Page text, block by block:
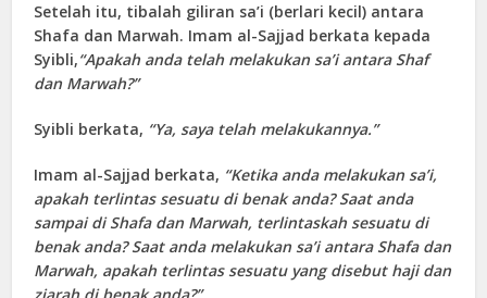
Setelah itu, tibalah giliran sa’i (berlari kecil) antara
Shafa dan Marwah. Imam al-Sajjad berkata kepada
Syibli,“Apakah anda telah melakukan sa’i antara Shaf
dan Marwah?”
Syibli berkata, “Ya, saya telah melakukannya.”
Imam al-Sajjad berkata, “Ketika anda melakukan sa’i,
apakah terlintas sesuatu di benak anda? Saat anda
sampai di Shafa dan Marwah, terlintaskah sesuatu di
benak anda? Saat anda melakukan sa’i antara Shafa dan
Marwah, apakah terlintas sesuatu yang disebut haji dan